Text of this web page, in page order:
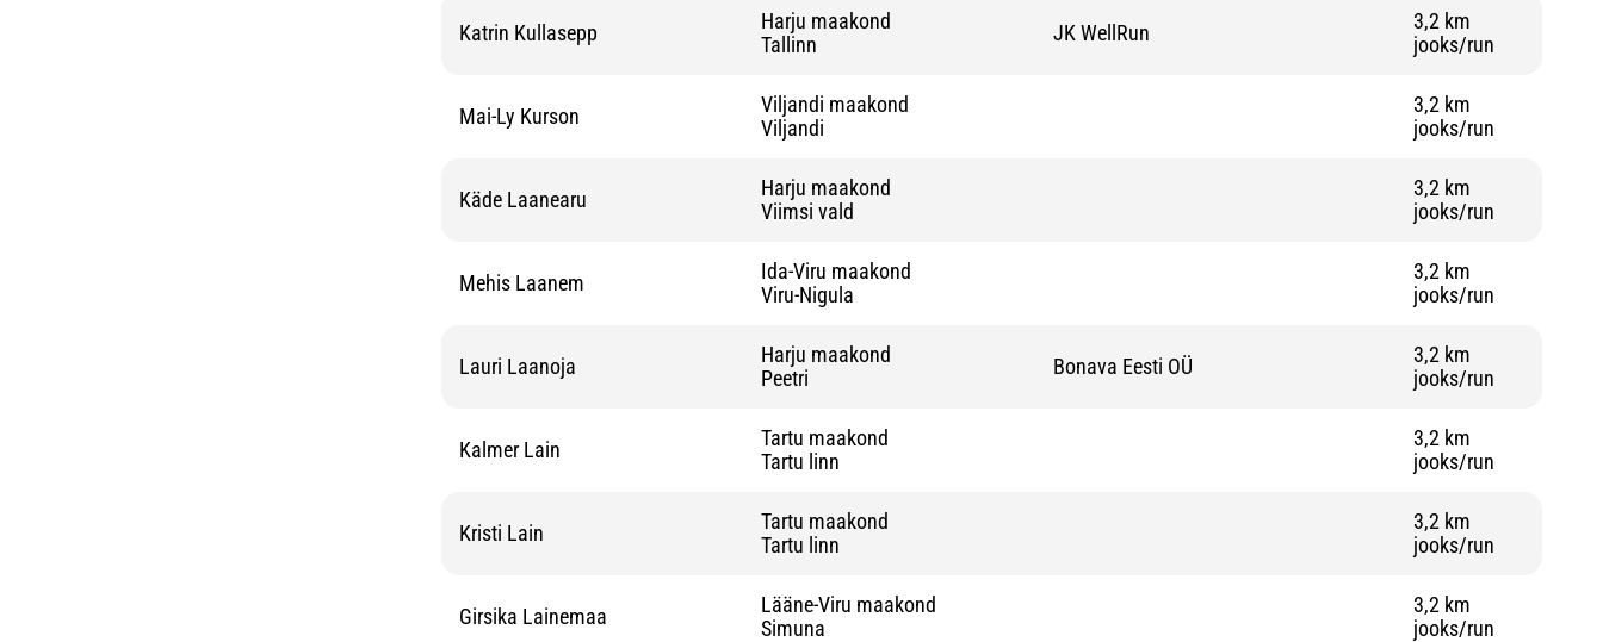
Katrin Kullasepp
Harju maakond
Tallinn
JK WellRun
3,2 km
jooks/run
Mai-Ly Kurson
Viljandi maakond
Viljandi
3,2 km
jooks/run
Käde Laanearu
Harju maakond
Viimsi vald
3,2 km
jooks/run
Mehis Laanem
Ida-Viru maakond
Viru-Nigula
3,2 km
jooks/run
Lauri Laanoja
Harju maakond
Peetri
Bonava Eesti OÜ
3,2 km
jooks/run
Kalmer Lain
Tartu maakond
Tartu linn
3,2 km
jooks/run
Kristi Lain
Tartu maakond
Tartu linn
3,2 km
jooks/run
Girsika Lainemaa
Lääne-Viru maakond
Simuna
3,2 km
jooks/run